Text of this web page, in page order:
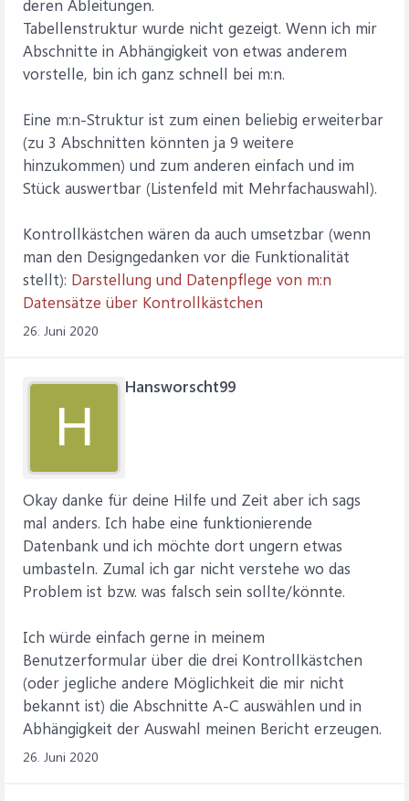
deren Ableitungen.
Tabellenstruktur wurde nicht gezeigt. Wenn ich mir
Abschnitte in Abhängigkeit von etwas anderem
vorstelle, bin ich ganz schnell bei m:n.
Eine m:n-Struktur ist zum einen beliebig erweiterbar
(zu 3 Abschnitten könnten ja 9 weitere
hinzukommen) und zum anderen einfach und im
Stück auswertbar (Listenfeld mit Mehrfachauswahl).
Kontrollkästchen wären da auch umsetzbar (wenn
man den Designgedanken vor die Funktionalität
stellt): Darstellung und Datenpflege von m:n
Datensätze über Kontrollkästchen
26. Juni 2020
H
Hansworscht99
Okay danke für deine Hilfe und Zeit aber ich sags
mal anders. Ich habe eine funktionierende
Datenbank und ich möchte dort ungern etwas
umbasteln. Zumal ich gar nicht verstehe wo das
Problem ist bzw. was falsch sein sollte/könnte.
Ich würde einfach gerne in meinem
Benutzerformular über die drei Kontrollkästchen
(oder jegliche andere Möglichkeit die mir nicht
bekannt ist) die Abschnitte A-C auswählen und in
Abhängigkeit der Auswahl meinen Bericht erzeugen.
26. Juni 2020